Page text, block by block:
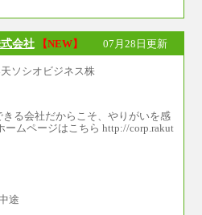
会社 【NEW】 07月28日更新
る会社だからこそ、やりがいを感
ームページはこちら http://corp.rakut
途